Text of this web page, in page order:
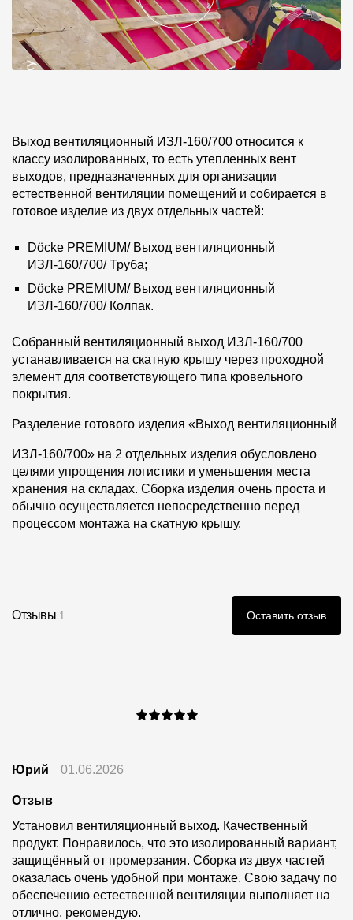
Выход вентиляционный ИЗЛ-160/700 относится к
классу изолированных, то есть утепленных вент
выходов, предназначенных для организации
естественной вентиляции помещений и собирается в
готовое изделие из двух отдельных частей:
Döcke PREMIUM/ Выход вентиляционный
ИЗЛ-160/700/ Труба;
Döcke PREMIUM/ Выход вентиляционный
ИЗЛ-160/700/ Колпак.
Собранный вентиляционный выход ИЗЛ-160/700
устанавливается на скатную крышу через проходной
элемент для соответствующего типа кровельного
покрытия.
Разделение готового изделия «Выход вентиляционный
ИЗЛ-160/700» на 2 отдельных изделия обусловлено
целями упрощения логистики и уменьшения места
хранения на складах. Сборка изделия очень проста и
обычно осуществляется непосредственно перед
процессом монтажа на скатную крышу.
Отзывы 1 Оставить отзыв
Юрий 01.06.2026
Отзыв
Установил вентиляционный выход. Качественный
продукт. Понравилось, что это изолированный вариант,
защищённый от промерзания. Сборка из двух частей
оказалась очень удобной при монтаже. Свою задачу по
обеспечению естественной вентиляции выполняет на
отлично, рекомендую.